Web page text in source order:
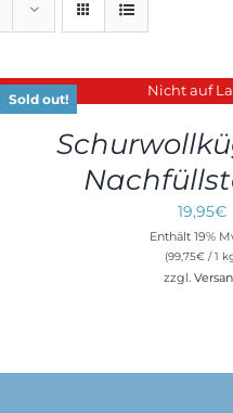
Nicht auf
Sold out!
DETAILS
19,95€
Enthält 19%
(99,75€ / 1
zzgl.